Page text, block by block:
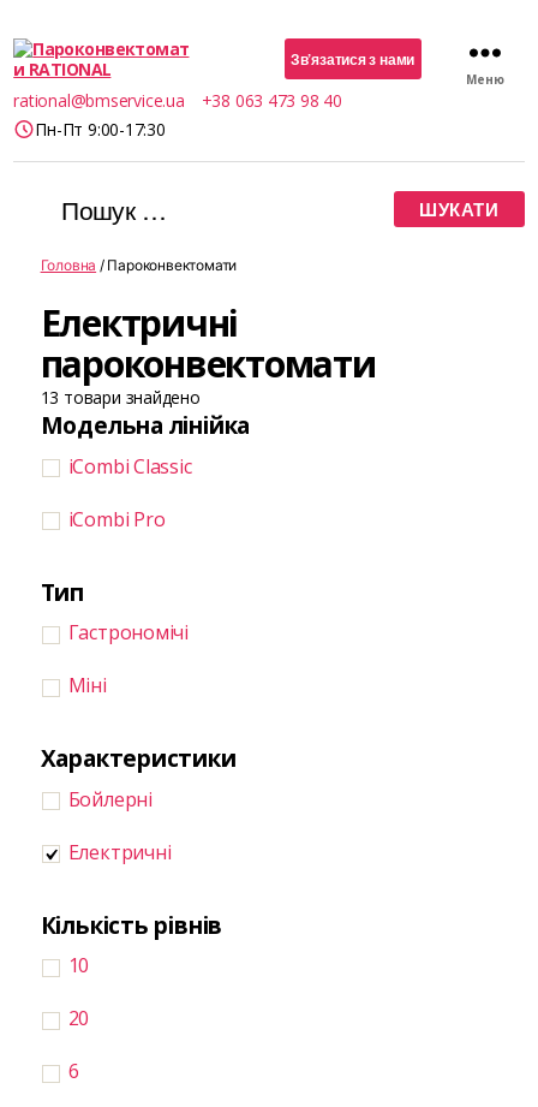
Пароконвектомати
RATIONAL
Зв’язатися з нами
rational@bmservice.ua
+38 063 473 98 40
Пн-Пт 9:00-17:30
Меню
Шукати:
Головна / Пароконвектомати
Електричні
пароконвектомати
13 товари знайдено
Модельна лінійка
iCombi Classic
iCombi Pro
Тип
Гастрономічі
Міні
Характеристики
Бойлерні
Електричні
Кількість рівнів
10
20
6